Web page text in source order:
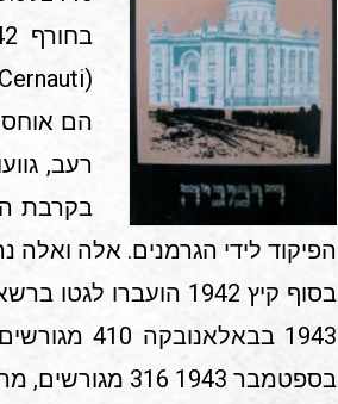
(Cernauti) לאחר שנדדו חודשים מספר.
הם
רעב,
בקרבת
הפיקוד לידי הגרמנים. אלה ואלה
בסוף קיץ 1942
1943
בספטמבר 1943 316 מגורשים, מהם 270 באסאראבאים ו 46 בוקובינאים.